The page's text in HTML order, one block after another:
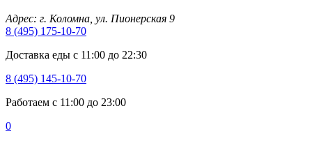
Адрес: г. Коломна, ул. Пионерская 9
8 (495) 175-10-70
Доставка еды с 11:00 до 22:30
8 (495) 145-10-70
Работаем с 11:00 до 23:00
0